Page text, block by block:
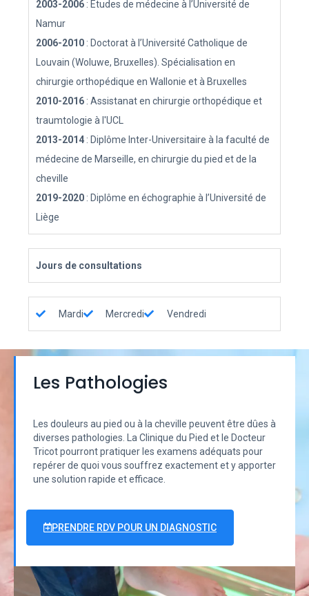
2003-2006 : Etudes de médecine à l’Université de
Namur
2006-2010 : Doctorat à l’Université Catholique de
Louvain (Woluwe, Bruxelles). Spécialisation en
chirurgie orthopédique en Wallonie et à Bruxelles
2010-2016 : Assistanat en chirurgie orthopédique et
traumtologie à l'UCL
2013-2014 : Diplôme Inter-Universitaire à la faculté de
médecine de Marseille, en chirurgie du pied et de la
cheville
2019-2020 : Diplôme en échographie à l’Université de
Liège
Jours de consultations
Mardi Mercredi Vendredi
Les Pathologies
Les douleurs au pied ou à la cheville peuvent être dûes à
diverses pathologies. La Clinique du Pied et le Docteur
Tricot pourront pratiquer les examens adéquats pour
repérer de quoi vous souffrez exactement et y apporter
une solution rapide et efficace.
PRENDRE RDV POUR UN DIAGNOSTIC